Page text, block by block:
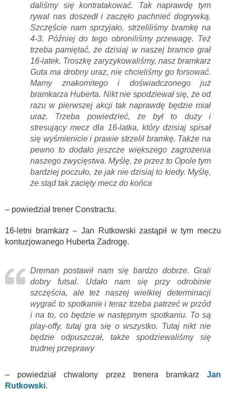
daliśmy się kontratakować. Tak naprawdę tym
rywal nas doszedł i zaczęło pachnieć dogrywką.
Szczęście nam sprzyjało, strzeliliśmy bramkę na
4-3. Później do tego obroniliśmy przewagę. Też
trzeba pamiętać, że dzisiaj w naszej bramce grał
16-latek. Troszkę zaryzykowaliśmy, nasz bramkarz
Guta ma drobny uraz, nie chcieliśmy go forsować.
Mamy znakomitego i doświadczonego już
bramkarza Huberta. Nikt nie spodziewał się, że od
razu w pierwszej akcji tak naprawdę będzie miał
uraz. Trzeba powiedzieć, że był to duży i
stresujący mecz dla 16-latka, który dzisiaj spisał
się wyśmienicie i prawie strzelił bramkę. Także na
pewno to dodało jeszcze większego zagrożenia
naszego zwycięstwa. Myślę, że przez to Opole tym
bardziej poczuło, że jak nie dzisiaj to kiedy. Myślę,
że stąd tak zacięty mecz do końca
– powiedział trener Constractu.
16-letni bramkarz – Jan Rutkowski zastąpił w tym meczu
kontuzjowanego Huberta Zadrogę.
Dreman postawił nam się bardzo dobrze. Grali
dobry futsal. Udało nam się przy odrobinie
szczęścia, ale też naszej wielkiej determinacji
wygrać to spotkanie i teraz trzeba patrzeć w przód
i na to, co będzie w następnym spotkaniu. To są
play-offy, tutaj gra się o wszystko. Tutaj nikt nie
będzie odpuszczał, także spodziewaliśmy się
trudnej przeprawy
– powiedział chwalony przez trenera bramkarz Jan
Rutkowski.